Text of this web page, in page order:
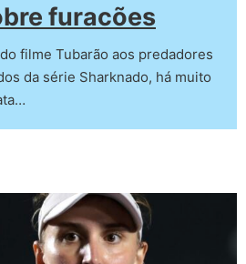
furacões
filme Tubarão aos predadores
da série Sharknado, há muito